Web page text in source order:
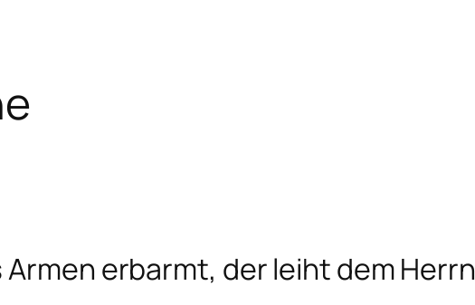
Armen erbarmt, der leiht dem Herrn